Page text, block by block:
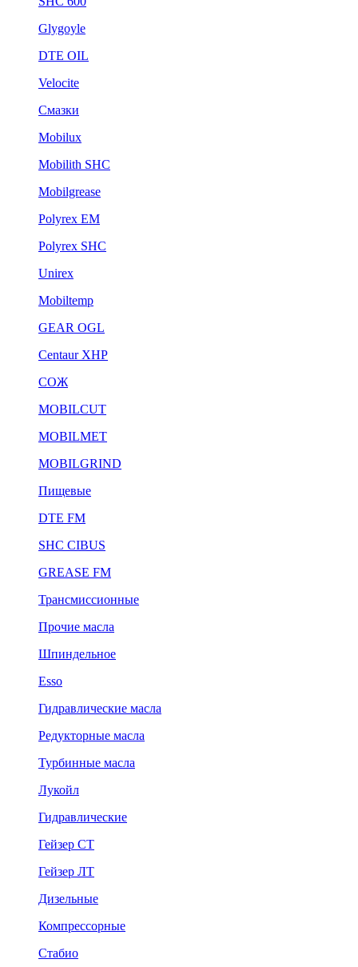
Glygoyle
DTE OIL
Velocite
Смазки
Mobilux
Mobilith SHC
Mobilgrease
Polyrex EM
Polyrex SHC
Unirex
Mobiltemp
GEAR OGL
Centaur XHP
СОЖ
MOBILCUT
MOBILMET
MOBILGRIND
Пищевые
DTE FM
SHC CIBUS
GREASE FM
Трансмиссионные
Прочие масла
Шпиндельное
Esso
Гидравлические масла
Редукторные масла
Турбинные масла
Лукойл
Гидравлические
Гейзер СТ
Гейзер ЛТ
Дизельные
Компрессорные
Стабио